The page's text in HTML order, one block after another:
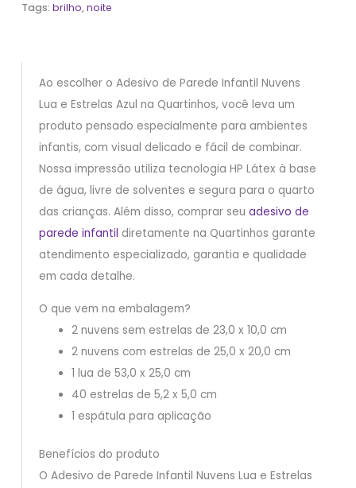
Tags:brilho,noite
Ao escolher o Adesivo de Parede Infantil Nuvens
Lua e Estrelas Azul na Quartinhos, você leva um
produto pensado especialmente para ambientes
infantis, com visual delicado e fácil de combinar.
Nossa impressão utiliza tecnologia HP Látex à base
de água, livre de solventes e segura para o quarto
das crianças. Além disso, comprar seu adesivo de
parede infantil diretamente na Quartinhos garante
atendimento especializado, garantia e qualidade
em cada detalhe.
O que vem na embalagem?
2 nuvens sem estrelas de 23,0 x 10,0 cm
2 nuvens com estrelas de 25,0 x 20,0 cm
1 lua de 53,0 x 25,0 cm
40 estrelas de 5,2 x 5,0 cm
1 espátula para aplicação
Benefícios do produto
O Adesivo de Parede Infantil Nuvens Lua e Estrelas